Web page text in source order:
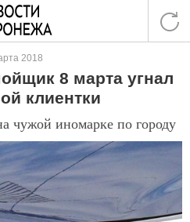
2018
8 марта угнал
клиентки
чужой иномарке по городу